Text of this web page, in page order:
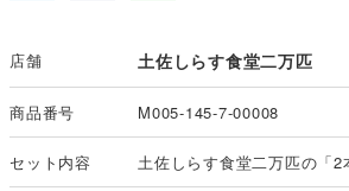
店舗 土佐しらす食堂二万匹
商品番号 M005-145-7-00008
セット内容 土佐しらす食堂二万匹の「2